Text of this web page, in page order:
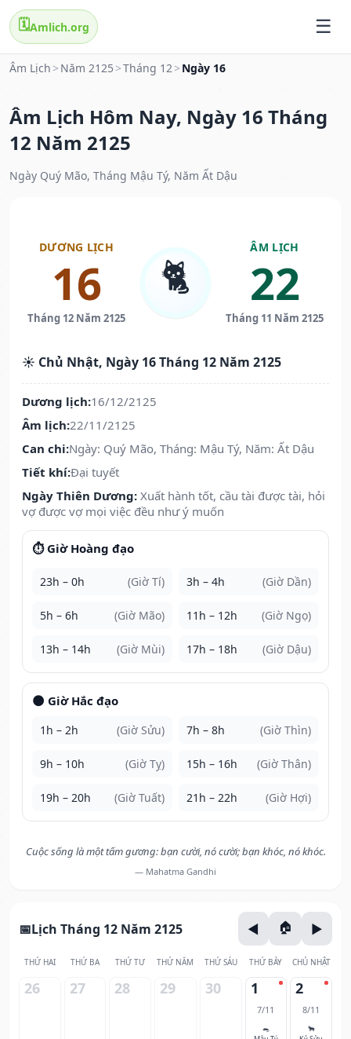
🗓️Amlich.org
Âm Lịch > Năm 2125 >Tháng 12> Ngày 16
Âm Lịch Hôm Nay, Ngày 16 Tháng
12 Năm 2125
Ngày Quý Mão, Tháng Mậu Tý, Năm Ất Dậu
DƯƠNG LỊCH
16
Tháng 12 Năm 2125
🐈
ÂM LỊCH
22
Tháng 11 Năm 2125
☀️ Chủ Nhật, Ngày 16 Tháng 12 Năm 2125
Dương lịch:16/12/2125
Âm lịch:22/11/2125
Can chi:Ngày: Quý Mão, Tháng: Mậu Tý, Năm: Ất Dậu
Tiết khí:Đại tuyết
Ngày Thiên Dương: Xuất hành tốt, cầu tài được tài, hỏi
vợ được vợ mọi việc đều như ý muốn
⏱️ Giờ Hoàng đạo
23h – 0h (Giờ Tí) 3h – 4h (Giờ Dần)
5h – 6h (Giờ Mão) 11h – 12h (Giờ Ngọ)
13h – 14h (Giờ Mùi) 17h – 18h (Giờ Dậu)
🌑 Giờ Hắc đạo
1h – 2h (Giờ Sửu) 7h – 8h (Giờ Thìn)
9h – 10h (Giờ Tỵ) 15h – 16h (Giờ Thân)
19h – 20h (Giờ Tuất) 21h – 22h (Giờ Hợi)
Cuộc sống là một tấm gương: bạn cười, nó cười; bạn khóc, nó khóc.
— Mahatma Gandhi
Lịch Tháng 12 Năm 2125
THỨ HAI THỨ BA THỨ TƯ THỨ NĂM THỨ SÁU THỨ BẢY CHỦ NHẬT
26 27 28 29 30 1
7/11
🐀
2
8/11
🐂